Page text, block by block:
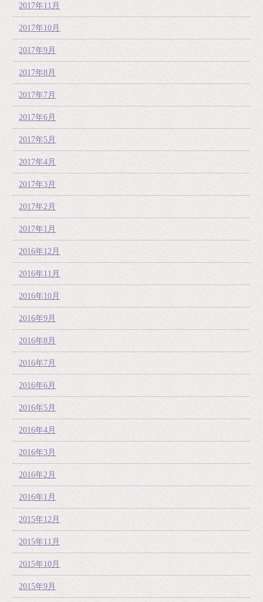
2017年11月
2017年10月
2017年9月
2017年8月
2017年7月
2017年6月
2017年5月
2017年4月
2017年3月
2017年2月
2017年1月
2016年12月
2016年11月
2016年10月
2016年9月
2016年8月
2016年7月
2016年6月
2016年5月
2016年4月
2016年3月
2016年2月
2016年1月
2015年12月
2015年11月
2015年10月
2015年9月